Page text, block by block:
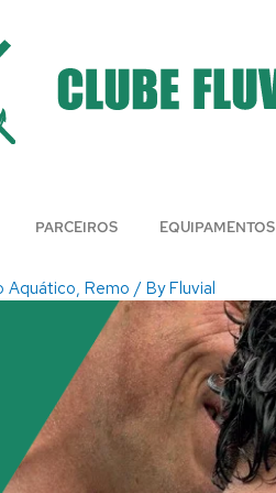
PARCEIROS EQUIPAMENTOS
Aquático, Remo / ByFluvial